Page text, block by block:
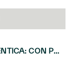
CYBERSECURITY AGENTICA: CON PERCEPTION E MAI-CYBER-1-FLASH MICROSOFT APRE NUOVI SERVIZI PER IL CANALE